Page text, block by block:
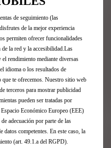
tecnología.
N°8 refuerza el vínculo
de la moda, utilizando
interiores únicos,
grabados Clous de
con forma de correa de
que solo pueden
de DS Automobiles,
especial y destacan la
de DS Automobiles.
de seguimiento (las
de la mejor experiencia
permiten ofrecer funcionalidades
la red y la accesibilidad.Las
rendimiento mediante diversas
idioma o los resultados de
te ofrecemos. Nuestro sitio web
terceros para mostrar publicidad
pueden ser tratadas por
Económico Europeo (EEE)
adecuación por parte de las
datos competentes. En este caso, la
(art. 49.1.a del RGPD).